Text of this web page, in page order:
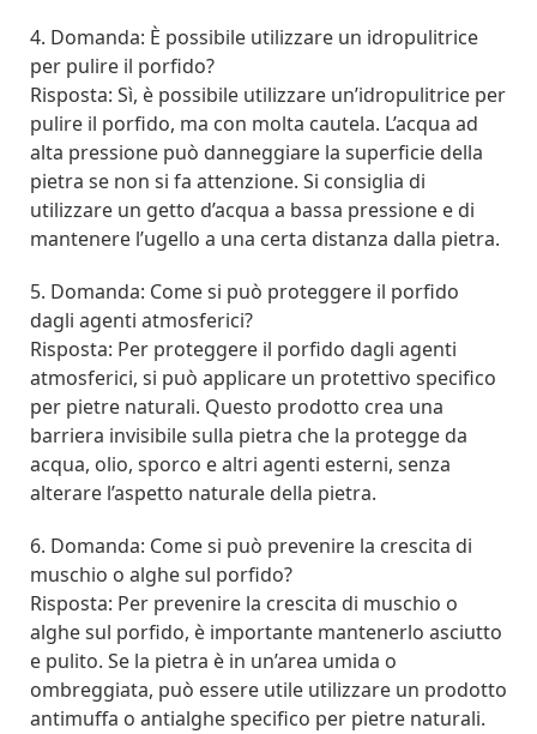
4. Domanda: È possibile utilizzare un idropulitrice
per pulire il porfido?
Risposta: Sì, è possibile utilizzare un’idropulitrice per
pulire il porfido, ma con molta cautela. L’acqua ad
alta pressione può danneggiare la superficie della
pietra se non si fa attenzione. Si consiglia di
utilizzare un getto d’acqua a bassa pressione e di
mantenere l’ugello a una certa distanza dalla pietra.
5. Domanda: Come si può proteggere il porfido
dagli agenti atmosferici?
Risposta: Per proteggere il porfido dagli agenti
atmosferici, si può applicare un protettivo specifico
per pietre naturali. Questo prodotto crea una
barriera invisibile sulla pietra che la protegge da
acqua, olio, sporco e altri agenti esterni, senza
alterare l’aspetto naturale della pietra.
6. Domanda: Come si può prevenire la crescita di
muschio o alghe sul porfido?
Risposta: Per prevenire la crescita di muschio o
alghe sul porfido, è importante mantenerlo asciutto
e pulito. Se la pietra è in un’area umida o
ombreggiata, può essere utile utilizzare un prodotto
antimuffa o antialghe specifico per pietre naturali.